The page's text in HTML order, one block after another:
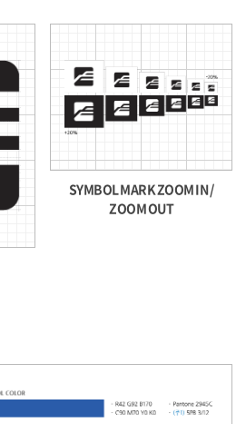
SYMBOL MARK ZOOM IN /
ZOOM OUT